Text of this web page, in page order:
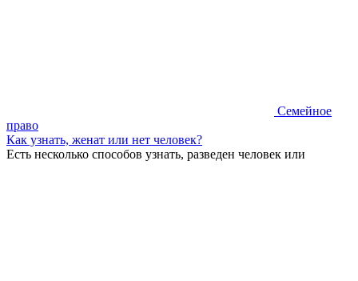
Семейное
право
Как узнать, женат или нет человек?
Есть несколько способов узнать, разведен человек или